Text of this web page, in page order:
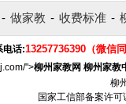
- 做家教 - 收费标准 -
电话:13257736390（微信
">柳州家教网 柳州家教
柳
国家工信部备案许可